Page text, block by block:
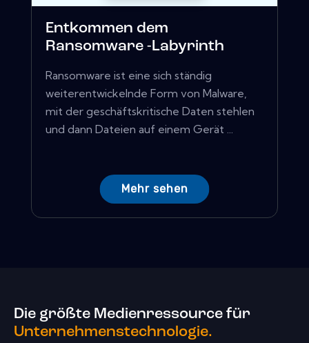
Entkommen dem
Ransomware -Labyrinth
Ransomware ist eine sich ständig
weiterentwickelnde Form von Malware,
mit der geschäftskritische Daten stehlen
und dann Dateien auf einem Gerät ...
Mehr sehen
Die größte Medienressource für
Unternehmenstechnologie.